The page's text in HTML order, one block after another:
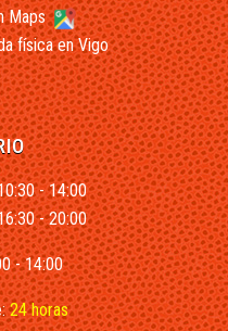
Maps
física en Vigo
- 14:00
- 20:00
- 14:00
:24 horas